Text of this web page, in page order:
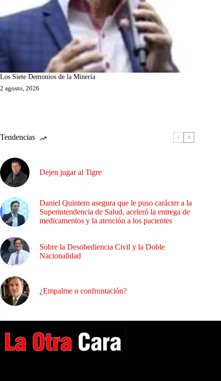
Los Siete Demonios de la Minería
2 agosto, 2026
Tendencias
Dejen jugar al Tigre
Daniel Quintero asegura que le puso carácter a la
Superintendencia de Salud, aceleró la entrega de
medicamentos y la atención a los pacientes
Sobre la Desobediencia Civil y la Doble
Nacionalidad
¿Empalme o confrontación?